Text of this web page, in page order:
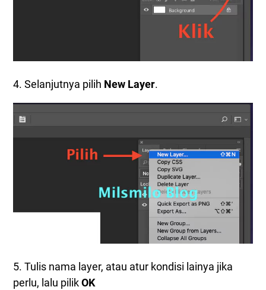
4. Selanjutnya pilih New Layer.
5. Tulis nama layer, atau atur kondisi lainya jika
perlu, lalu pilikOK